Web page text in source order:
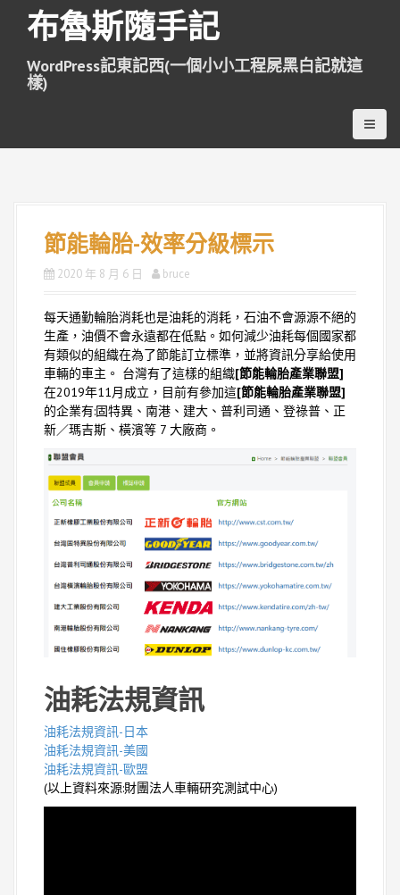
布魯斯隨手記
WordPress記東記西(一個小小工程屍黑白記就這
樣)
節能輪胎-效率分級標示
2020 年 8 月 6 日 bruce
每天通勤輪胎消耗也是油耗的消耗，石油不會源源不絕的
生產，油價不會永遠都在低點。如何減少油耗每個國家都
有類似的組織在為了節能訂立標準，並將資訊分享給使用
車輛的車主。 台灣有了這樣的組織[節能輪胎產業聯盟]
在2019年11月成立，目前有參加這[節能輪胎產業聯盟]
的企業有:固特異、南港、建大、普利司通、登祿普、正
新／瑪吉斯、橫濱等 7 大廠商。
油耗法規資訊
油耗法規資訊-日本
油耗法規資訊-美國
油耗法規資訊-歐盟
(以上資料來源:財團法人車輛研究測試中心)